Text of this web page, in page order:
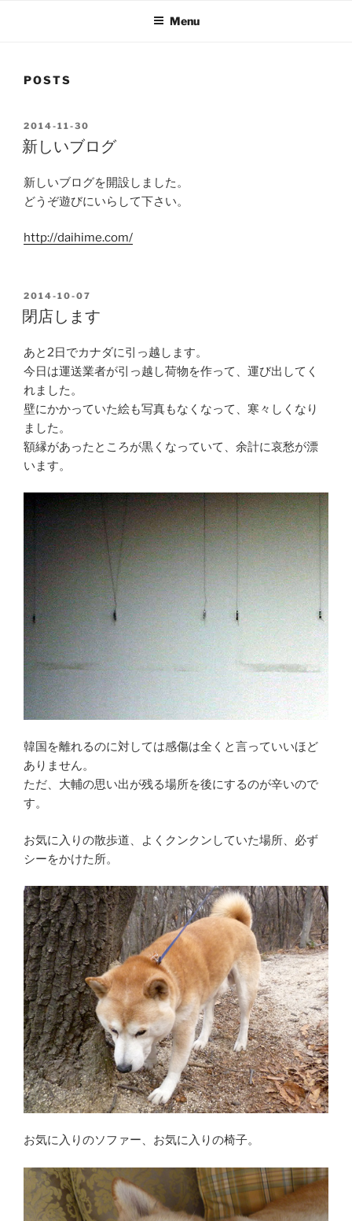
Menu
POSTS
POSTED
ON
2014-11-30
新しいブログ
新しいブログを開設しました。
どうぞ遊びにいらして下さい。
http://daihime.com/
POSTED
ON
2014-10-07
閉店します
あと2日でカナダに引っ越します。
今日は運送業者が引っ越し荷物を作って、運び出してく
れました。
壁にかかっていた絵も写真もなくなって、寒々しくなり
ました。
額縁があったところが黒くなっていて、余計に哀愁が漂
います。
韓国を離れるのに対しては感傷は全くと言っていいほど
ありません。
ただ、大輔の思い出が残る場所を後にするのが辛いので
す。
お気に入りの散歩道、よくクンクンしていた場所、必ず
シーをかけた所。
お気に入りのソファー、お気に入りの椅子。